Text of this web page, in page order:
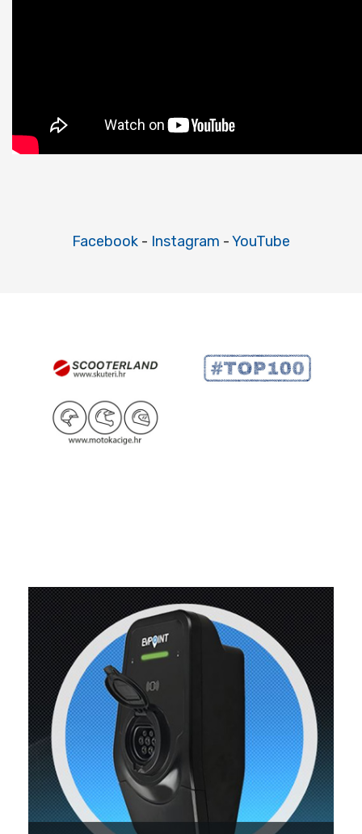
Facebook - Instagram -YouTube